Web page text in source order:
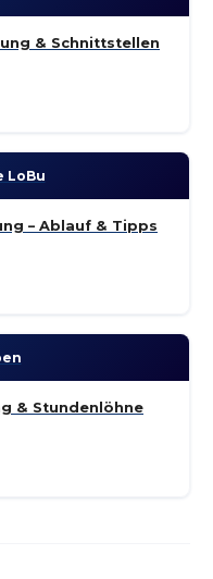
& Schnittstellen
LoBu
– Ablauf & Tipps
& Stundenlöhne